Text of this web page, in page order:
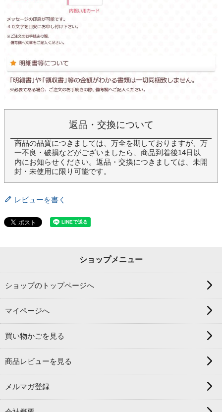
返品・交換について
商品の品質につきましては、万全を期しておりますが、万
一不良・破損などがございましたら、商品到着後14日以
内にお知らせください。返品・交換につきましては、未開
封・未使用に限り可能です。
レビューを書く
ショップメニュー
ショップのトップページへ
マイページへ
買い物かごを見る
商品レビューを見る
メルマガ登録